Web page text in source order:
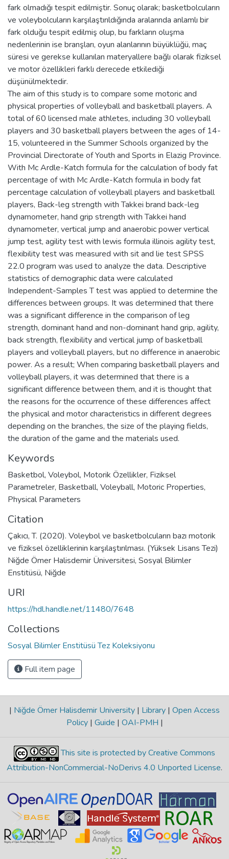
fark olmadığı tespit edilmiştir. Sonuç olarak; basketbolcuların
ve voleybolcuların karşılaştırıldığında aralarında anlamlı bir
fark olduğu tespit edilmiş olup, bu farkların oluşma
nedenlerinin ise branşları, oyun alanlarının büyüklüğü, maç
süresi ve gerekse kullanılan materyallere bağlı olarak fiziksel
ve motor özellikleri farklı derecede etkilediği
düşünülmektedir.
The aim of this study is to compare some motoric and
physical properties of volleyball and basketball players. A
total of 60 licensed male athletes, including 30 volleyball
players and 30 basketball players between the ages of 14-
15, volunteered in the Summer Schools organized by the
Provincial Directorate of Youth and Sports in Elazig Province.
With Mc Ardle-Katch formula for the calculation of body fat
percentage of with Mc Ardle-Katch formula in body fat
percentage calculation of volleyball players and basketball
players, Back-leg strength with Takkei brand back-leg
dynamometer, hand grip strength with Takkei hand
dynamometer, vertical jump and anaerobic power vertical
jump test, agility test with lewis formula illinois agility test,
flexibility test was measured with sit and lie test SPSS
22.0 program was used to analyze the data. Descriptive
statistics of demographic data were calculated
Independent-Samples T test was applied to determine the
differences between groups. It was determined that there
was a significant difference in the comparison of leg
strength, dominant hand and non-dominant hand grip, agility,
back strength, flexibility and vertical jump of basketball
players and volleyball players, but no difference in anaerobic
power. As a result; When comparing basketball players and
volleyball players, it was determined that there is a
significant difference between them, and it is thought that
the reasons for the occurrence of these differences affect
the physical and motor characteristics in different degrees
depending on the branches, the size of the playing fields,
the duration of the game and the materials used.
Keywords
Basketbol, Voleybol, Motorik Özellikler, Fiziksel
Parametreler, Basketball, Voleyball, Motoric Properties,
Physical Parameters
Citation
Çakıcı, T. (2020). Voleybol ve basketbolcuların bazı motorik
ve fiziksel özelliklerinin karşılaştırılması. (Yüksek Lisans Tezi)
Niğde Ömer Halisdemir Üniversitesi, Sosyal Bilimler
Enstitüsü, Niğde
URI
https://hdl.handle.net/11480/7648
Collections
Sosyal Bilimler Enstitüsü Tez Koleksiyonu
Full item page
| Niğde Ömer Halisdemir University | Library | Open Access
Policy | Guide | OAI-PMH |
This site is protected by Creative Commons
Attribution-NonCommercial-NoDerivs 4.0 Unported License.